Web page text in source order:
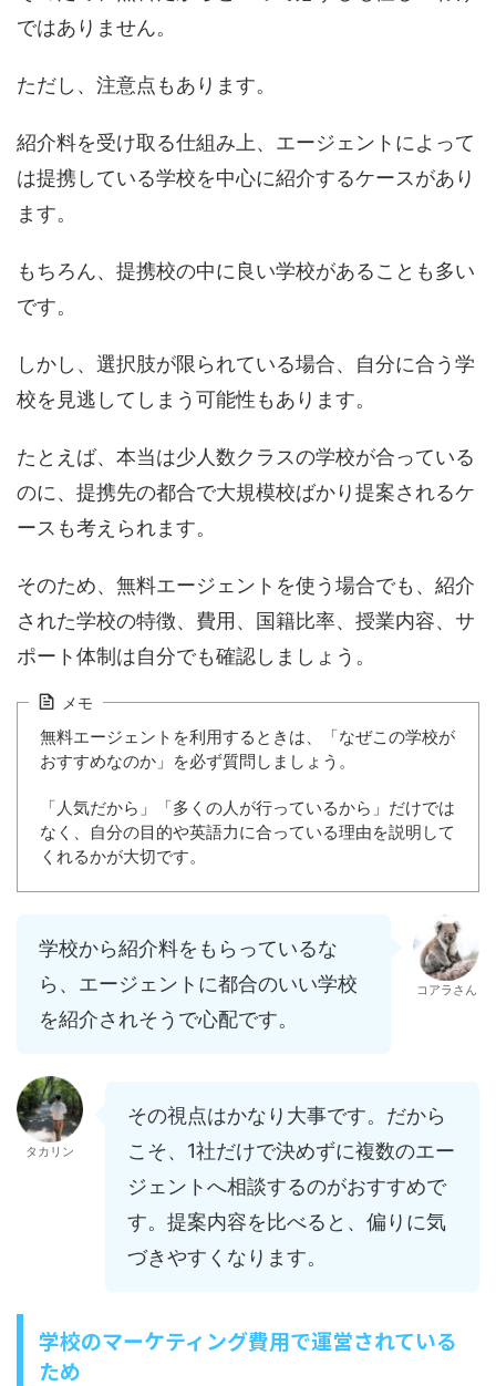
ではありません。
ただし、注意点もあります。
紹介料を受け取る仕組み上、エージェントによって
は提携している学校を中心に紹介するケースがあり
ます。
もちろん、提携校の中に良い学校があることも多い
です。
しかし、選択肢が限られている場合、自分に合う学
校を見逃してしまう可能性もあります。
たとえば、本当は少人数クラスの学校が合っている
のに、提携先の都合で大規模校ばかり提案されるケ
ースも考えられます。
そのため、無料エージェントを使う場合でも、紹介
された学校の特徴、費用、国籍比率、授業内容、サ
ポート体制は自分でも確認しましょう。
メモ
無料エージェントを利用するときは、「なぜこの学校が
おすすめなのか」を必ず質問しましょう。
「人気だから」「多くの人が行っているから」だけでは
なく、自分の目的や英語力に合っている理由を説明して
くれるかが大切です。
学校から紹介料をもらっているな
ら、エージェントに都合のいい学校
を紹介されそうで心配です。
コアラさん
タカリン
その視点はかなり大事です。だから
こそ、1社だけで決めずに複数のエー
ジェントへ相談するのがおすすめで
す。提案内容を比べると、偏りに気
づきやすくなります。
学校のマーケティング費用で運営されている
ため